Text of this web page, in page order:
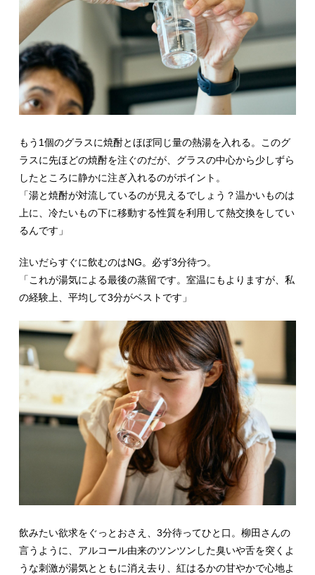
もう1個のグラスに焼酎とほぼ同じ量の熱湯を入れる。このグ
ラスに先ほどの焼酎を注ぐのだが、グラスの中心から少しずら
したところに静かに注ぎ入れるのがポイント。
「湯と焼酎が対流しているのが見えるでしょう？温かいものは
上に、冷たいもの下に移動する性質を利用して熱交換をしてい
るんです」
注いだらすぐに飲むのはNG。必ず3分待つ。
「これが湯気による最後の蒸留です。室温にもよりますが、私
の経験上、平均して3分がベストです」
飲みたい欲求をぐっとおさえ、3分待ってひと口。柳田さんの
言うように、アルコール由来のツンツンした臭いや舌を突くよ
うな刺激が湯気とともに消え去り、紅はるかの甘やかで心地よ